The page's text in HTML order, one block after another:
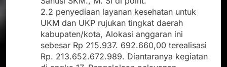
2.2 penyediaan layanan kesehatan untuk
UKM dan UKP rujukan tingkat daerah
kabupaten/kota, Alokasi anggaran ini
sebesar Rp 215.937. 692.660,00 terealisasi
Rp. 213.652.672.989. Diantaranya kegiatan